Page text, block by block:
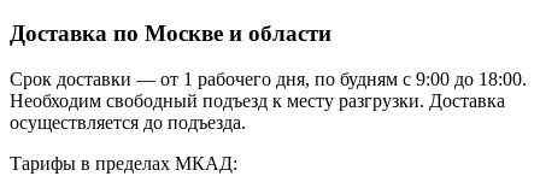
Доставка по Москве и области
Срок доставки — от 1 рабочего дня, по будням с 9:00 до 18:00.
Необходим свободный подъезд к месту разгрузки. Доставка
осуществляется до подъезда.
Тарифы в пределах МКАД: